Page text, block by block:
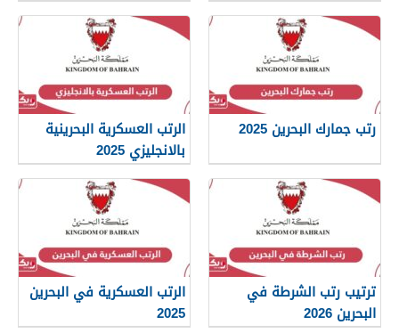
رتب جمارك البحرين 2025
الرتب العسكرية البحرينية
بالانجليزي 2025
ترتيب رتب الشرطة في
البحرين 2026
الرتب العسكرية في البحرين
2025